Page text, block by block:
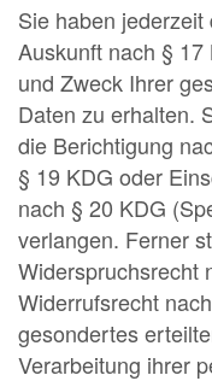
Sie haben
Auskunft nach §
und Zweck Ihrer
Daten zu erhalten.
die Berichtigung
§ 19 KDG oder
nach § 20 KDG
verlangen. Ferner
Widerspruchsrecht
Widerrufsrecht
gesondertes
Verarbeitung ihrer